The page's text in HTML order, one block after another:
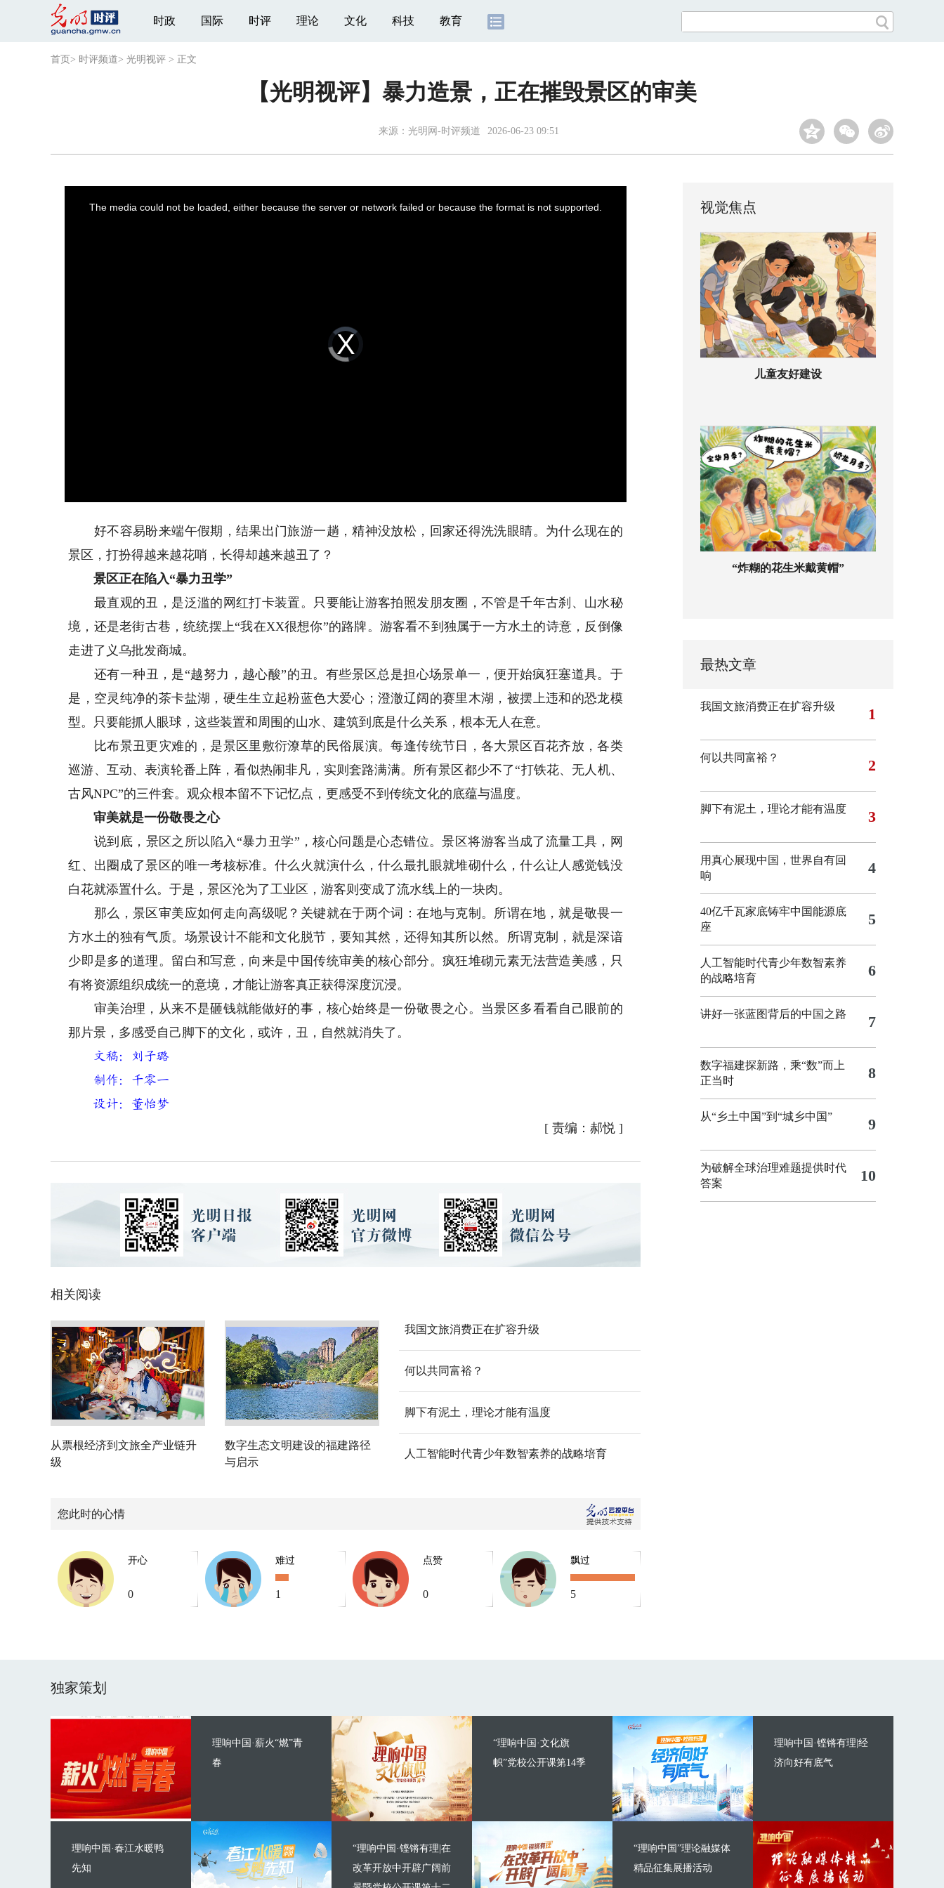
时政 国际 时评 理论 文化 科技 教育
首页 > 时评频道> 光明视评 > 正文
【光明视评】暴力造景，正在摧毁景区的审美
来源： 光明网-时评频道 2026-06-23 09:51
Video
Player
is
loading.
The media could not be loaded, either because the server or network failed or because the format is not supported.
好不容易盼来端午假期，结果出门旅游一趟，精神没放松，回家还得洗洗眼睛。为什么现在的
景区，打扮得越来越花哨，长得却越来越丑了？
景区正在陷入“暴力丑学”
最直观的丑，是泛滥的网红打卡装置。只要能让游客拍照发朋友圈，不管是千年古刹、山水秘
境，还是老街古巷，统统摆上“我在XX很想你”的路牌。游客看不到独属于一方水土的诗意，反倒像
走进了义乌批发商城。
还有一种丑，是“越努力，越心酸”的丑。有些景区总是担心场景单一，便开始疯狂塞道具。于
是，空灵纯净的茶卡盐湖，硬生生立起粉蓝色大爱心；澄澈辽阔的赛里木湖，被摆上违和的恐龙模
型。只要能抓人眼球，这些装置和周围的山水、建筑到底是什么关系，根本无人在意。
比布景丑更灾难的，是景区里敷衍潦草的民俗展演。每逢传统节日，各大景区百花齐放，各类
巡游、互动、表演轮番上阵，看似热闹非凡，实则套路满满。所有景区都少不了“打铁花、无人机、
古风NPC”的三件套。观众根本留不下记忆点，更感受不到传统文化的底蕴与温度。
审美就是一份敬畏之心
说到底，景区之所以陷入“暴力丑学”，核心问题是心态错位。景区将游客当成了流量工具，网
红、出圈成了景区的唯一考核标准。什么火就演什么，什么最扎眼就堆砌什么，什么让人感觉钱没
白花就添置什么。于是，景区沦为了工业区，游客则变成了流水线上的一块肉。
那么，景区审美应如何走向高级呢？关键就在于两个词：在地与克制。所谓在地，就是敬畏一
方水土的独有气质。场景设计不能和文化脱节，要知其然，还得知其所以然。所谓克制，就是深谙
少即是多的道理。留白和写意，向来是中国传统审美的核心部分。疯狂堆砌元素无法营造美感，只
有将资源组织成统一的意境，才能让游客真正获得深度沉浸。
审美治理，从来不是砸钱就能做好的事，核心始终是一份敬畏之心。当景区多看看自己眼前的
那片景，多感受自己脚下的文化，或许，丑，自然就消失了。
文稿：刘子璐
制作：千零一
设计：董怡梦
[ 责编：郝悦 ]
相关阅读
从票根经济到文旅全产业链升
级
数字生态文明建设的福建路径
与启示
我国文旅消费正在扩容升级
何以共同富裕？
脚下有泥土，理论才能有温度
人工智能时代青少年数智素养的战略培育
您此时的心情
开心
0
难过
1
点赞
0
飘过
5
视觉焦点
儿童友好建设
“炸糊的花生米戴黄帽”
最热文章
我国文旅消费正在扩容升级 1
何以共同富裕？ 2
脚下有泥土，理论才能有温度 3
用真心展现中国，世界自有回
响
4
40亿千瓦家底铸牢中国能源底
座
5
人工智能时代青少年数智素养
的战略培育
6
讲好一张蓝图背后的中国之路 7
数字福建探新路，乘“数”而上
正当时
8
从“乡土中国”到“城乡中国” 9
为破解全球治理难题提供时代
答案
10
独家策划
理响中国·薪火“燃”青
春
理响中国·春江水暖鸭
先知
“理响中国·文化旗
帜”党校公开课第14季
“理响中国·铿锵有理|在
改革开放中开辟广阔前
理响中国·铿锵有理|经
济向好有底气
“理响中国”理论融媒体
精品征集展播活动